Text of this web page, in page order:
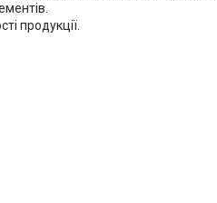
продукції.